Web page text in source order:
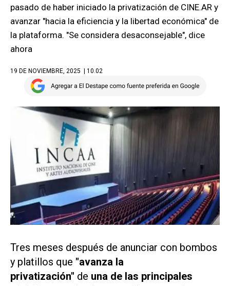
pasado de haber iniciado la privatización de CINE.AR y
avanzar "hacia la eficiencia y la libertad económica" de
la plataforma. "Se considera desaconsejable", dice
ahora
19 DE NOVIEMBRE, 2025 | 10.02
Tres meses después de anunciar con bombos
y platillos que "avanza la
privatización" de una de las principales